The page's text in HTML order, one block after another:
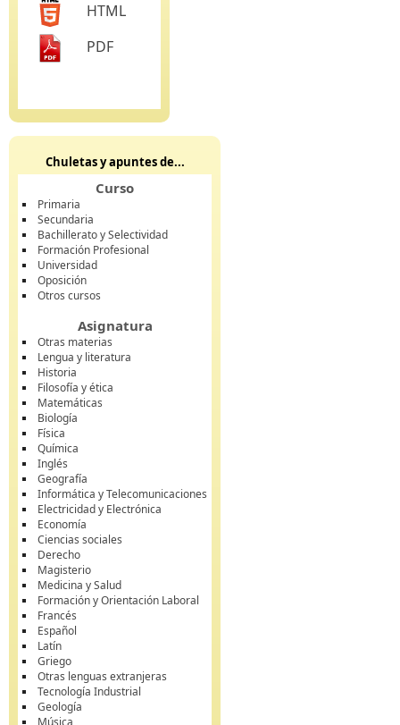
HTML
PDF
Chuletas y apuntes de...
Curso
Primaria
Secundaria
Bachillerato y Selectividad
Formación Profesional
Universidad
Oposición
Otros cursos
Asignatura
Otras materias
Lengua y literatura
Historia
Filosofía y ética
Matemáticas
Biología
Física
Química
Inglés
Geografía
Informática y Telecomunicaciones
Electricidad y Electrónica
Economía
Ciencias sociales
Derecho
Magisterio
Medicina y Salud
Formación y Orientación Laboral
Francés
Español
Latín
Griego
Otras lenguas extranjeras
Tecnología Industrial
Geología
Música